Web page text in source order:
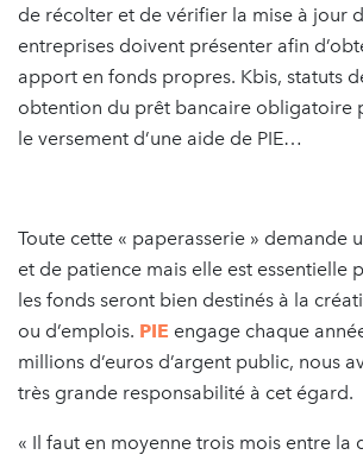
de récolter et de vérifier la mise à jour
entreprises doivent présenter afin
apport en fonds propres. Kbis, statuts
obtention du prêt bancaire obligatoire
le versement d’une aide de PIE…
Toute cette « paperasserie » demande
et de patience mais elle est essentielle
les fonds seront bien destinés à la
ou d’emplois. PIE engage chaque
millions d’euros d’argent public, nous
très grande responsabilité à cet égard.
« Il faut en moyenne trois mois entre la